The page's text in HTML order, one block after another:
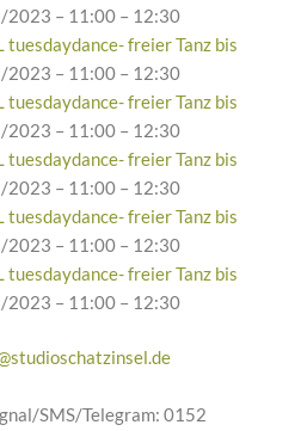
– 11:00 – 12:30
tuesdaydance- freier Tanz bis
– 11:00 – 12:30
tuesdaydance- freier Tanz bis
– 11:00 – 12:30
tuesdaydance- freier Tanz bis
– 11:00 – 12:30
tuesdaydance- freier Tanz bis
– 11:00 – 12:30
tuesdaydance- freier Tanz bis
– 11:00 – 12:30
SMS/Telegram: 0152